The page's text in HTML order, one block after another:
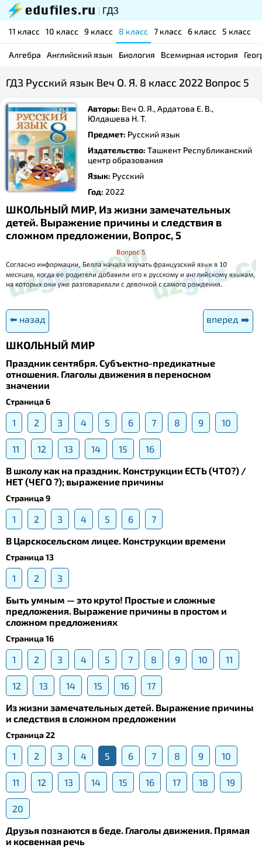
11 класс 10 класс 9 класс 8 класс 7 класс 6 класс 5 класс
Алгебра Английский язык Биология Всемирная история
ГДЗ Русский язык Веч О. Я. 8 класс 2022 Вопрос 5
Авторы: Веч О. Я., Ардатова Е. В.,
Юлдашева Н. Т.
Предмет: Русский язык
Издательство: Ташкент Республиканский
центр образования
Язык: Русский
Год: 2022
ШКОЛЬНЫЙ МИР, Из жизни замечательных
детей. Выражение причины и следствия в
сложном предложении, Вопрос, 5
⬅️ назад вперед ➡️
ШКОЛЬНЫЙ МИР
Праздник сентября. Субъектно-предикатные
отношения. Глаголы движения в переносном
значении
Страница 6
1 2 3 4 5 6 7 8 9 10
11 12 13 14 15
16
В школу как на праздник. Конструкции ЕСТЬ (ЧТО?) /
НЕТ (ЧЕГО ?); выражение причины
Страница 9
1 2 3 4 5 6
7
В Царскосельском лицее. Конструкции времени
Страница 13
1 2
3
Быть умным — это круто! Простые и сложные
предложения. Выражение причины в простом и
сложном предложениях
Страница 16
1 2 3 4 5 7 8 9 10 11
12 13 14 15 16
17
Из жизни замечательных детей. Выражение причины
и следствия в сложном предложении
Страница 22
1 2 3 4 5 6 7 8 9 10
11 12 13 14 15 16 17 18 19
20
Друзья познаются в беде. Глаголы движения. Прямая
и косвенная речь